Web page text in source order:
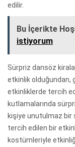
edilir.
Bu İçerikte
istiyorum
Sürpriz dansöz
etkinlik olduğundan,
etkinliklerde tercih
kutlamalarında
kişiye unutulmaz bir
tercih edilen bir
kostümleriyle